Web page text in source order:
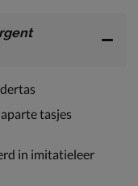
tasjes
in imitatieleer